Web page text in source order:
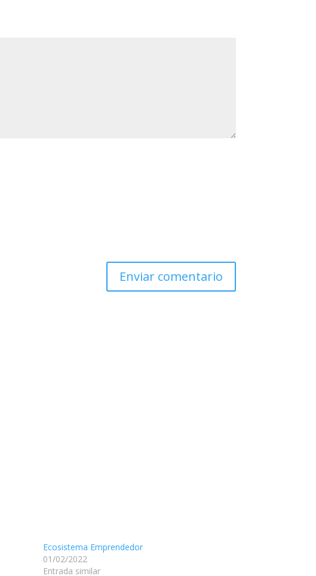
Enviar comentario
Ecosistema Emprendedor
01/02/2022
Entrada similar